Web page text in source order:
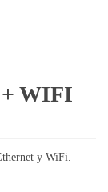
+ WIFI
y WiFi.